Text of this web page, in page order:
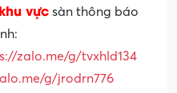
vựcsàn thông báo
zalo.me/g/tvxhld134
g/jrodrn776